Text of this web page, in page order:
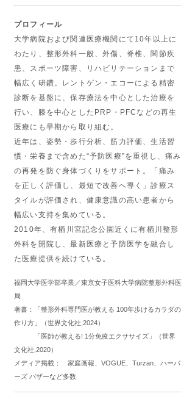
プロフィール
大学病院および関連医療機関にて10年以上に
わたり、整形外科一般、外傷、脊椎、関節疾
患、スポーツ障害、リハビリテーションまで
幅広く研鑽。レントゲン・エコーによる精密
診断を基盤に、保存療法を中心とした治療を
行い、膝を中心としたPRP・PFCなどの再生
医療にも早期から取り組む。
近年は、姿勢・歩行分析、筋力評価、生活習
慣・栄養まで含めた“予防医療”を重視し、痛み
の再発を防ぐ身体づくりをサポート。「痛み
を正しく評価し、最短で改善へ導く」診療ス
タイルが評価され、健康意識の高い患者から
幅広い支持を集めている。
2010年、有栖川宮記念公園近くに有栖川整形
外科を開院し、最新医療と予防医学を融合し
た医療提供を続けている。
福岡大学医学部卒業／東京女子医科大学病院整形外科医
局
著書：「整形外科専門医が教える 100年歩けるカラダの
作り方」（世界文化社,2024）
「医師が教える! 1分免疫エクササイズ」（世界
文化社,2020）
メディア掲載： 家庭画報、VOGUE、Turzan、ハーパ
ーズ バザーなど多数